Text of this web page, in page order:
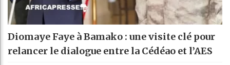
Diomaye Faye à Bamako : une visite clé pour
relancer le dialogue entre la Cédéao et l’AES